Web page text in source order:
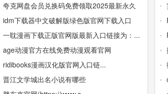
pro与
DeepSeek模
夸克网盘会员兑换码免费领取2025最新永久
idm下载器中文破解版绿色版官网下载入口
一耽漫画下载正版官网版最新入口链接为：...
age动漫官方在线免费动漫观看官网
ridibooks漫画汉化版官网入口链...
晋江文学城出名小说有哪些